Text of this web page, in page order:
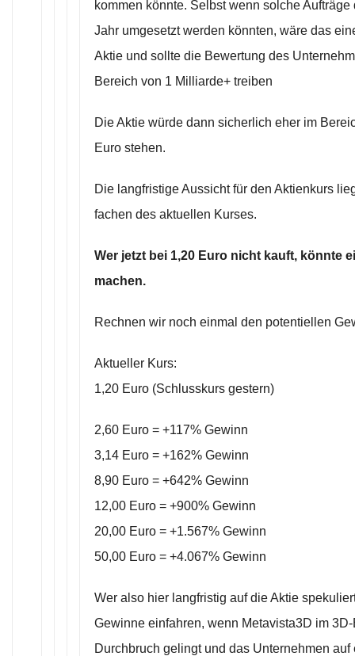
kommen könnte. Selbst wenn solche
Jahr umgesetzt werden könnten, wäre das
Aktie und sollte die Bewertung des
Bereich von 1 Milliarde+ treiben
Die Aktie würde dann sicherlich eher im
Euro stehen.
Die langfristige Aussicht für den Aktienkurs
fachen des aktuellen Kurses.
Wer jetzt bei 1,20 Euro nicht kauft, könnte
machen.
Rechnen wir noch einmal den potentiellen
Aktueller Kurs:
1,20 Euro (Schlusskurs gestern)
2,60 Euro = +117% Gewinn
3,14 Euro = +162% Gewinn
8,90 Euro = +642% Gewinn
12,00 Euro = +900% Gewinn
20,00 Euro = +1.567% Gewinn
50,00 Euro = +4.067% Gewinn
Wer also hier langfristig auf die Aktie
Gewinne einfahren, wenn Metavista3D im
Durchbruch gelingt und das Unternehmen